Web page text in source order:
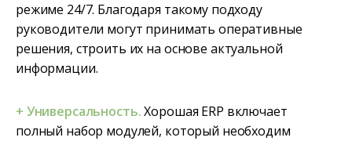
режиме 24/7. Благодаря такому подходу
руководители могут принимать оперативные
решения, строить их на основе актуальной
информации.
+ Универсальность.Хорошая ERP включает
полный набор модулей, который необходим